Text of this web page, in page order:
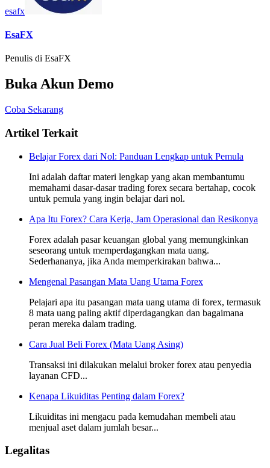
esafx
EsaFX
Penulis di EsaFX
Buka Akun Demo
Coba Sekarang
Artikel Terkait
Belajar Forex dari Nol: Panduan Lengkap untuk Pemula
Ini adalah daftar materi lengkap yang akan membantumu
memahami dasar-dasar trading forex secara bertahap, cocok
untuk pemula yang ingin belajar dari nol.
Apa Itu Forex? Cara Kerja, Jam Operasional dan Resikonya
Forex adalah pasar keuangan global yang memungkinkan
seseorang untuk memperdagangkan mata uang.
Sederhananya, jika Anda memperkirakan bahwa...
Mengenal Pasangan Mata Uang Utama Forex
Pelajari apa itu pasangan mata uang utama di forex, termasuk
8 mata uang paling aktif diperdagangkan dan bagaimana
peran mereka dalam trading.
Cara Jual Beli Forex (Mata Uang Asing)
Transaksi ini dilakukan melalui broker forex atau penyedia
layanan CFD...
Kenapa Likuiditas Penting dalam Forex?
Likuiditas ini mengacu pada kemudahan membeli atau
menjual aset dalam jumlah besar...
Legalitas